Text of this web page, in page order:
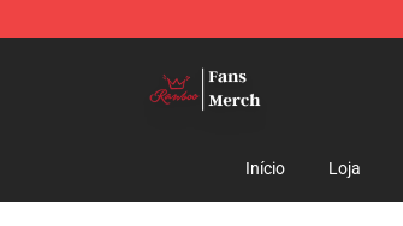
Início Loja